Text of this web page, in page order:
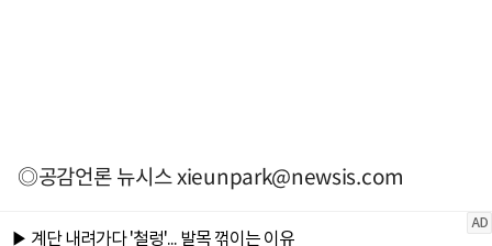
◎공감언론 뉴시스xieunpark@newsis.com